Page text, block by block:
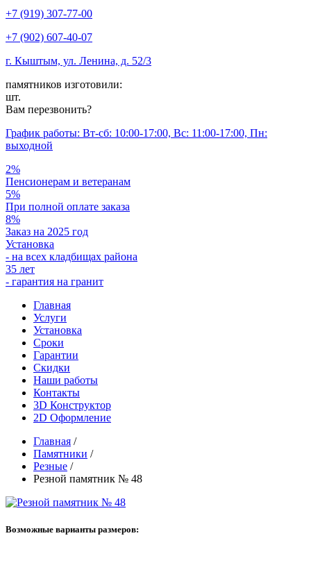
+7 (919) 307-77-00
+7 (902) 607-40-07
г. Кыштым, ул. Ленина, д. 52/3
памятников изготовили:
шт.
Вам перезвонить?
График работы: Вт-сб: 10:00-17:00, Вс: 11:00-17:00, Пн:
выходной
2%
Пенсионерам и ветеранам
5%
При полной оплате заказа
8%
Заказ на 2025 год
Установка
- на всех кладбищах района
35 лет
- гарантия на гранит
Главная
Услуги
Установка
Сроки
Гарантии
Скидки
Наши работы
Контакты
3D Конструктор
2D Оформление
Главная /
Памятники /
Резные /
Резной памятник № 48
Возможные варианты размеров: